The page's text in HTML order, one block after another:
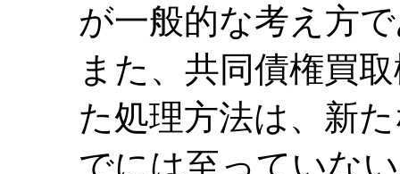
が一般的な考え方
また、共同債権買
た処理方法は、新
でには至っていな